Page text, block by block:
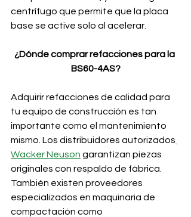
centrífugo que permite que la placa
base se active solo al acelerar.
¿Dónde comprar refacciones para la
BS60-4AS?
Adquirir refacciones de calidad para
tu equipo de construcción es tan
importante como el mantenimiento
mismo. Los distribuidores autorizados
Wacker Neuson garantizan piezas
originales con respaldo de fábrica.
También existen proveedores
especializados en maquinaria de
compactación como